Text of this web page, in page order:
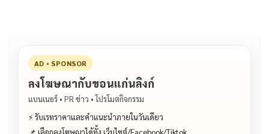
AD • SPONSOR
ลงโฆษณากับขอนแก่นลิงก์
แบนเนอร์ • PR ข่าว • โปรโมตกิจกรรม
⚡ รับเรทราคาและคำแนะนำภายในวันเดียว
📌 เลือกลงโฆษณาได้ทั้ง เว็บไซต์/Facebook/Tiktok